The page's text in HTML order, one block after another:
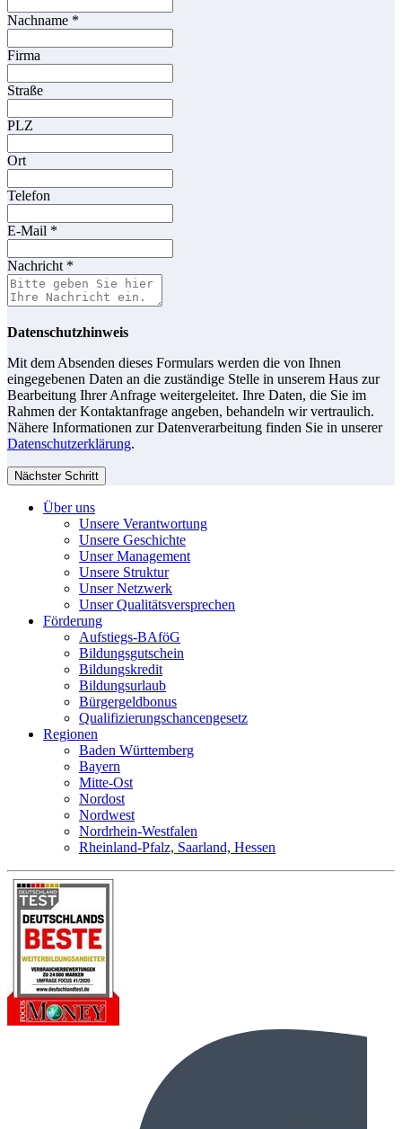
Nachname *
Firma
Straße
PLZ
Ort
Telefon
E-Mail *
Nachricht *
Datenschutzhinweis
Mit dem Absenden dieses Formulars werden die von Ihnen
eingegebenen Daten an die zuständige Stelle in unserem Haus zur
Bearbeitung Ihrer Anfrage weitergeleitet. Ihre Daten, die Sie im
Rahmen der Kontaktanfrage angeben, behandeln wir vertraulich.
Nähere Informationen zur Datenverarbeitung finden Sie in unserer
Datenschutzerklärung.
Nächster Schritt
Über uns
Unsere Verantwortung
Unsere Geschichte
Unser Management
Unsere Struktur
Unser Netzwerk
Unser Qualitätsversprechen
Förderung
Aufstiegs-BAföG
Bildungsgutschein
Bildungskredit
Bildungsurlaub
Bürgergeldbonus
Qualifizierungschancengesetz
Regionen
Baden Württemberg
Bayern
Mitte-Ost
Nordost
Nordwest
Nordrhein-Westfalen
Rheinland-Pfalz, Saarland, Hessen